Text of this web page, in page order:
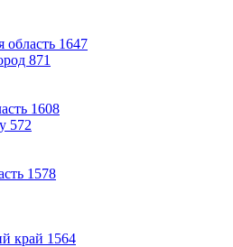
область 1647
871
1608
572
1578
край 1564